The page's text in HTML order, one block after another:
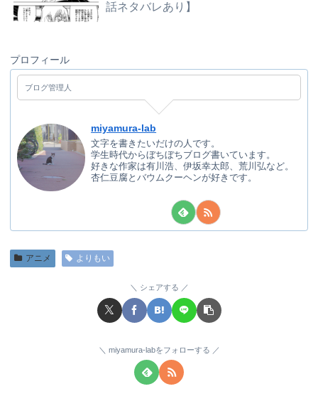
話ネタバレあり】
プロフィール
ブログ管理人
miyamura-lab
文字を書きたいだけの人です。
学生時代からぼちぼちブログ書いています。
好きな作家は有川浩、伊坂幸太郎、荒川弘など。
杏仁豆腐とバウムクーヘンが好きです。
アニメ よりもい
シェアする
miyamura-labをフォローする